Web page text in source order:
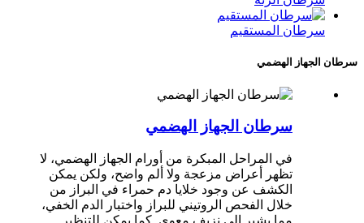
سرطان المستقيم
سرطان الجهاز الهضمي
سرطان الجهاز الهضمي
في المراحل المبكرة من أورام الجهاز الهضمي، لا
تظهر أعراض مزعجة ولا ألم واضح، ولكن يمكن
الكشف عن وجود خلايا دم حمراء في البراز من
خلال الفحص الروتيني للبراز واختبار الدم الخفي،
مما يشير إلى نزيف معوي. كما يمكن للتنظير